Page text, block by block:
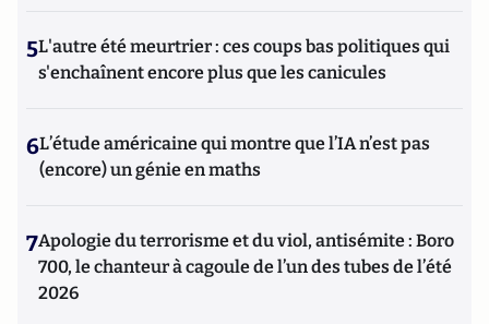
5L'autre été meurtrier : ces coups bas politiques qui
s'enchaînent encore plus que les canicules
6L’étude américaine qui montre que l’IA n’est pas
(encore) un génie en maths
7Apologie du terrorisme et du viol, antisémite : Boro
700, le chanteur à cagoule de l’un des tubes de l’été
2026